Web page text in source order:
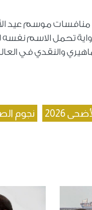
موسم عيد
والنقدي في
2026 نجوم